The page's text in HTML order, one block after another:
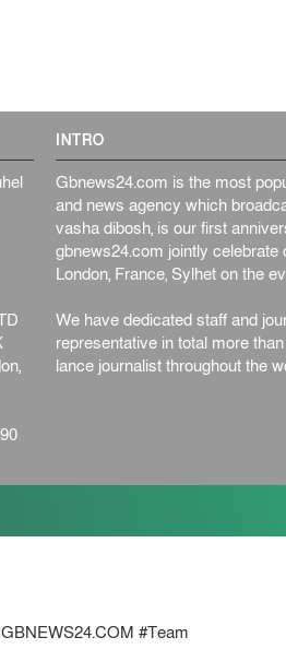
INTRO
Gbnews24.com is the most
and news agency which
vasha dibosh, is our first
gbnews24.com jointly
London, France, Sylhet on the
We have dedicated staff and
representative in total more
lance journalist throughout the
#Team